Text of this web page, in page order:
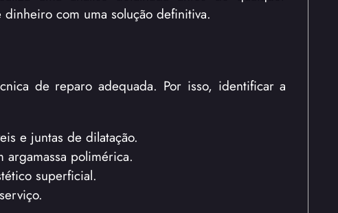
com uma solução definitiva.
de reparo adequada. Por isso, identificar a
e juntas de dilatação.
polimérica.
superficial.